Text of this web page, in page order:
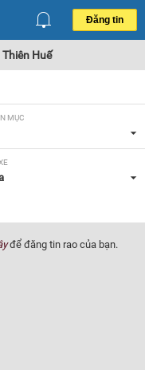
Đăng tin
Huế
MỤC
XUẤT
để đăng tin rao của bạn.